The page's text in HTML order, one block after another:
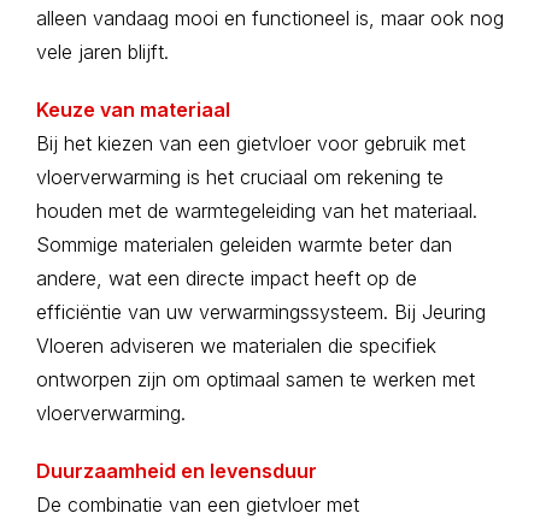
alleen vandaag mooi en functioneel is, maar ook nog
vele jaren blijft.
Keuze van materiaal
Bij het kiezen van een gietvloer voor gebruik met
vloerverwarming is het cruciaal om rekening te
houden met de warmtegeleiding van het materiaal.
Sommige materialen geleiden warmte beter dan
andere, wat een directe impact heeft op de
efficiëntie van uw verwarmingssysteem. Bij Jeuring
Vloeren adviseren we materialen die specifiek
ontworpen zijn om optimaal samen te werken met
vloerverwarming.
Duurzaamheid en levensduur
De combinatie van een gietvloer met